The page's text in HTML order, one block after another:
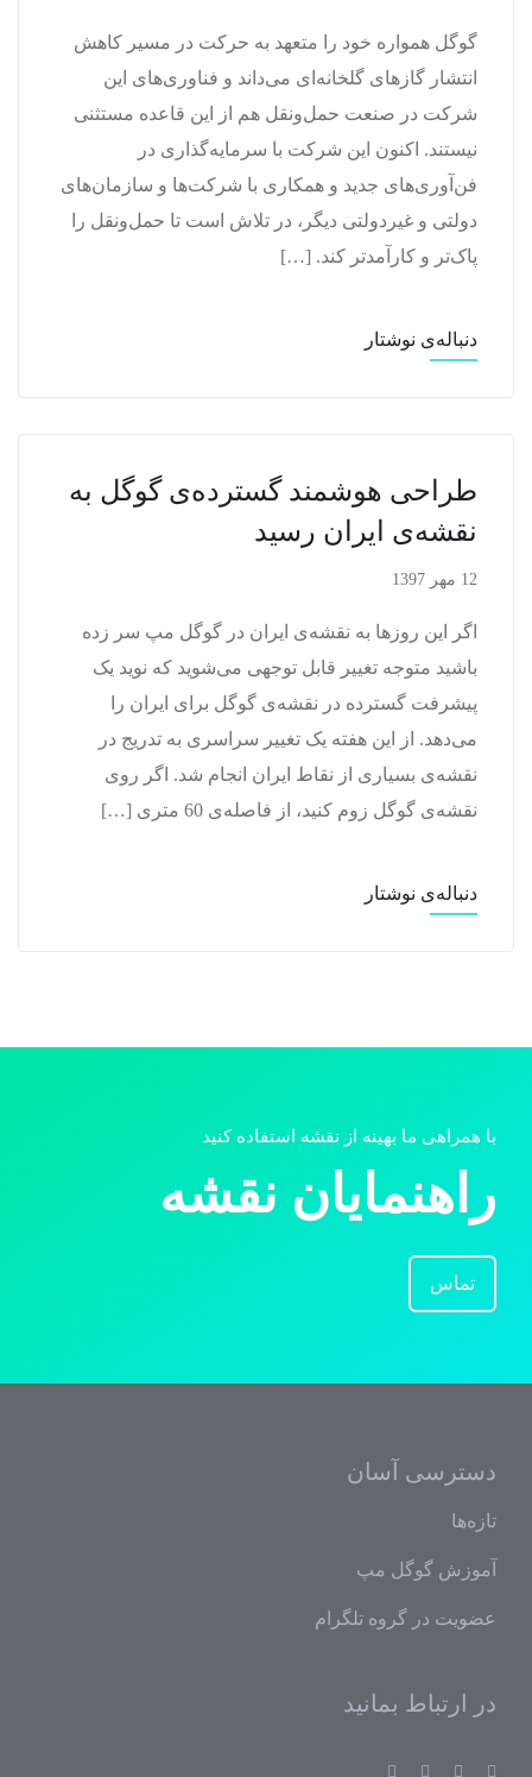
گوگل همواره خود را متعهد به حرکت در مسیر کاهش
انتشار گازهای گلخانه‌ای می‌داند و فناوری‌های این
شرکت در صنعت حمل‌ونقل هم از این قاعده مستثنی
نیستند. اکنون این شرکت با سرمایه‌گذاری در
فن‌آوری‌های جدید و همکاری با شرکت‌ها و سازمان‌های
دولتی و غیردولتی دیگر، در تلاش است تا حمل‌ونقل را
پاک‌تر و کارآمدتر کند. […]
دنباله‌ی نوشتار
طراحی هوشمند گسترده‌ی گوگل به
نقشه‌ی ایران رسید
12 مهر 1397
اگر این روزها به نقشه‌ی ایران در گوگل مپ سر زده
باشید متوجه تغییر قابل توجهی می‌شوید که نوید یک
پیشرفت گسترده در نقشه‌ی گوگل برای ایران را
می‌دهد. از این هفته یک تغییر سراسری به تدریج در
نقشه‌ی بسیاری از نقاط ایران انجام شد. اگر روی
نقشه‌ی گوگل زوم کنید، از فاصله‌ی 60 متری […]
دنباله‌ی نوشتار
با همراهی ما بهینه از نقشه استفاده کنید
راهنمایان نقشه
تماس
دسترسی آسان
تازه‌ها
آموزش گوگل مپ
عضویت در گروه تلگرام
در ارتباط بمانید